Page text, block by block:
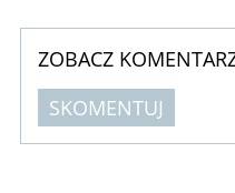
ZOBACZ
SKOMENTUJ